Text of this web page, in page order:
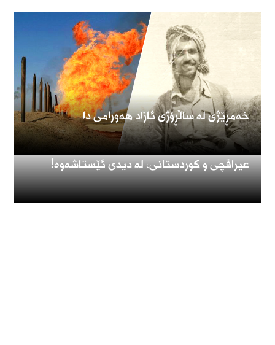
خەمڕێژی لە ساڵڕۆژی ئازاد هەورامی دا
عیراقچی و کوردستانی، لە دیدی ئێستاشەوە!